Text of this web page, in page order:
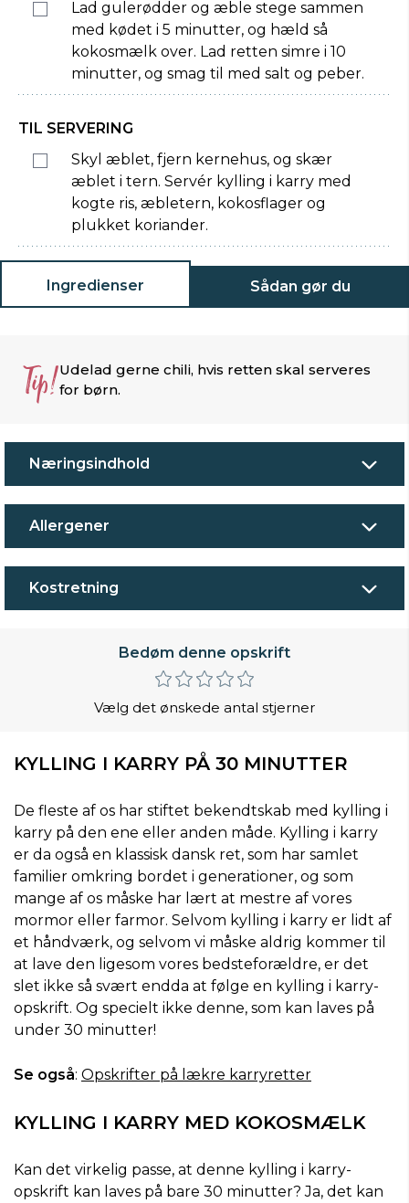
Lad gulerødder og æble stege sammen
med kødet i 5 minutter, og hæld så
kokosmælk over. Lad retten simre i 10
minutter, og smag til med salt og peber.
TIL SERVERING
Skyl æblet, fjern kernehus, og skær
æblet i tern. Servér kylling i karry med
kogte ris, æbletern, kokosflager og
plukket koriander.
Ingredienser Sådan gør du
Tip!Udelad gerne chili, hvis retten skal serveres
for børn.
Næringsindhold
Allergener
Kostretning
Bedøm denne opskrift
Vælg det ønskede antal stjerner
KYLLING I KARRY PÅ 30 MINUTTER
De fleste af os har stiftet bekendtskab med kylling i
karry på den ene eller anden måde. Kylling i karry
er da også en klassisk dansk ret, som har samlet
familier omkring bordet i generationer, og som
mange af os måske har lært at mestre af vores
mormor eller farmor. Selvom kylling i karry er lidt af
et håndværk, og selvom vi måske aldrig kommer til
at lave den ligesom vores bedsteforældre, er det
slet ikke så svært endda at følge en kylling i karry-
opskrift. Og specielt ikke denne, som kan laves på
under 30 minutter!
Se også: Opskrifter på lækre karryretter
KYLLING I KARRY MED KOKOSMÆLK
Kan det virkelig passe, at denne kylling i karry-
opskrift kan laves på bare 30 minutter? Ja, det kan